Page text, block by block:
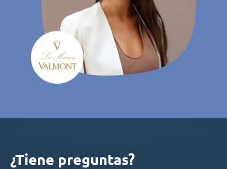
¿Tiene preguntas?